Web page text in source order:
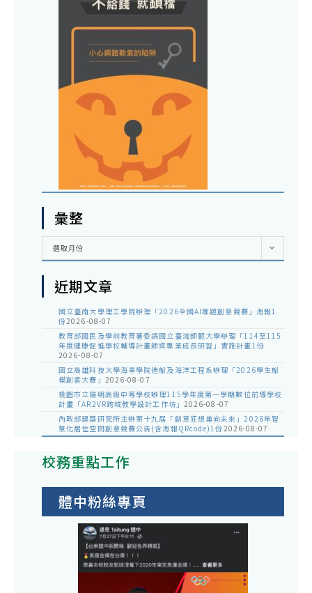
彙整
彙
選取月份
近期文章
國立臺南大學理工學院辦理「2026全國AI專題創意競賽」海報1
份2026-08-07
教育部國民及學前教育署委請國立臺灣師範大學辦理「114至115
年度健康促進學校輔導計畫師資專業成長研習」實施計畫1份
2026-08-07
國立高雄科技大學海事學院造船及海洋工程系辦理「2026學生船
模創客大賽」 2026-08-07
桃園市立陽明高級中等學校辦理115學年度第一學期數位前導學校
計畫「AR2VR跨域教學設計工作坊」 2026-08-07
內政部建築研究所主辦第十九屆「創意狂想巢向未來」2026年智
慧化居住空間創意競賽公告(含海報QRcode)1份2026-08-07
校務重點工作
體中粉絲專頁